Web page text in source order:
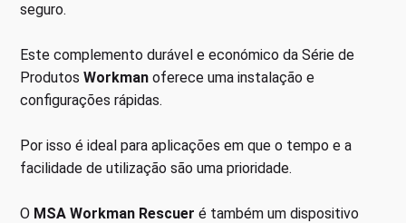
seguro.
Este complemento durável e económico da Série de
ProdutosWorkman oferece uma instalação e
configurações rápidas.
Por isso é ideal para aplicações em que o tempo e a
facilidade de utilização são uma prioridade.
O MSA Workman Rescuer é também um dispositivo